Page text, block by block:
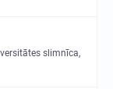
slimnīca,